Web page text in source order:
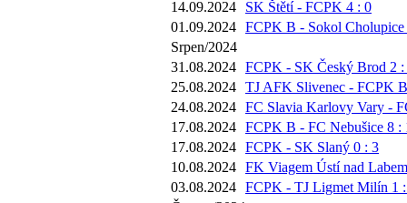
14.09.2024
SK Štětí - FCPK 4 : 0
01.09.2024 FCPK B - Sokol Cholupice
Srpen/2024
31.08.2024 FCPK - SK Český Brod 2 :
25.08.2024 TJ AFK Slivenec - FCPK
24.08.2024 FC Slavia Karlovy Vary -
17.08.2024 FCPK B - FC Nebušice 8 :
17.08.2024 FCPK - SK Slaný 0 : 3
10.08.2024 FK Viagem Ústí nad
03.08.2024 FCPK - TJ Ligmet Milín 1